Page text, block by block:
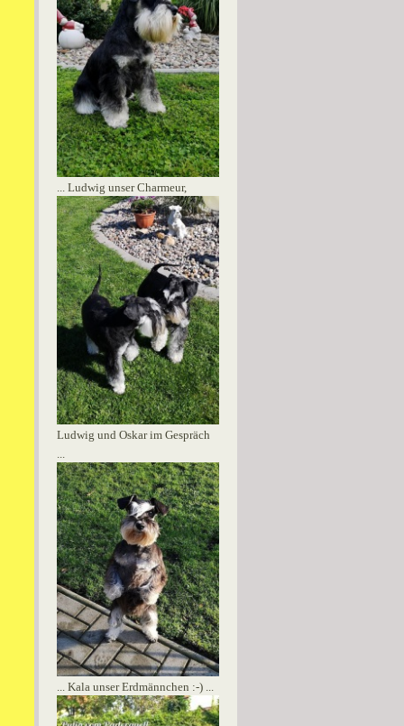
... Ludwig unser Charmeur,
Ludwig und Oskar im Gespräch
...
... Kala unser Erdmännchen :-) ...